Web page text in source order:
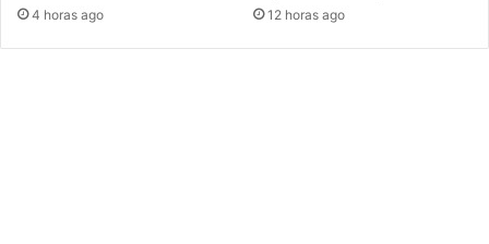
4 horas ago 12 horas ago